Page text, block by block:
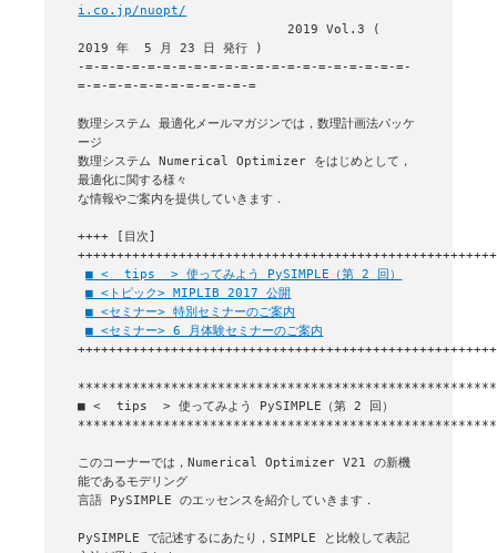
i.co.jp/nuopt/
                           2019 Vol.3 (
2019 年  5 月 23 日 発行 )
-=-=-=-=-=-=-=-=-=-=-=-=-=-=-=-=-=-=-=-=-=-
=-=-=-=-=-=-=-=-=-=-=-=
数理システム 最適化メールマガジンでは，数理計画法パッケ
ージ
数理システム Numerical Optimizer をはじめとして，
最適化に関する様々
な情報やご案内を提供していきます．
++++ [目次]
++++++++++++++++++++++++++++++++++++++++++++++++++++++
■ <  tips  > 使ってみよう PySIMPLE（第 2 回）
■ <トピック> MIPLIB 2017 公開
■ <セミナー> 特別セミナーのご案内
■ <セミナー> 6 月体験セミナーのご案内
■ <  tips  > 使ってみよう PySIMPLE（第 2 回）
このコーナーでは，Numerical Optimizer V21 の新機
能であるモデリング
言語 PySIMPLE のエッセンスを紹介していきます．
PySIMPLE で記述するにあたり，SIMPLE と比較して表記